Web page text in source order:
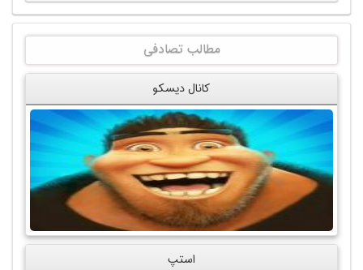
مطالب تصادفی
کانال دیسکو
استپ